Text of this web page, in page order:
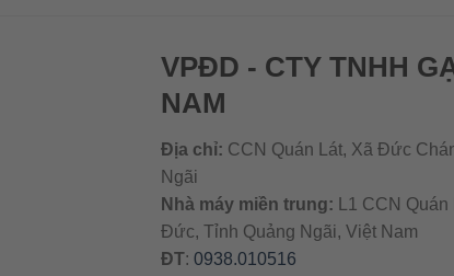
VPĐD - CTY TNHH
NAM
Địa chỉ: CCN Quán Lát, Xã Đức
Ngãi
Nhà máy miền trung: L1 CCN
Đức, Tỉnh Quảng Ngãi, Việt Nam
ĐT: 0938.010516